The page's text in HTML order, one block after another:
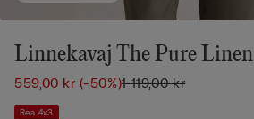
Linnekavaj The Pure Linen
559,00 kr(-50%)1 119,00 kr
Rea 4x3